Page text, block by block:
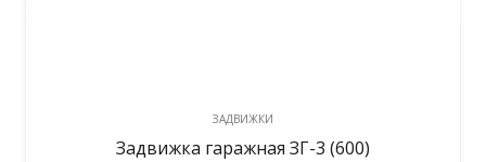
ЗАДВИЖКИ
Задвижка гаражная ЗГ-3 (600)